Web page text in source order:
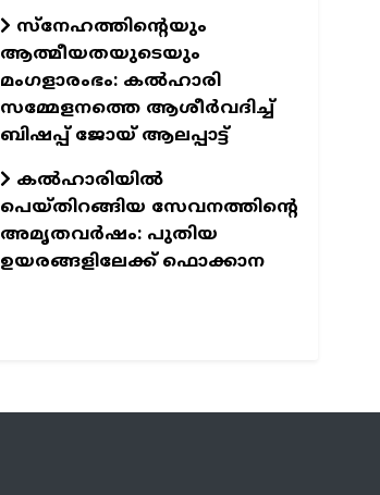
സ്നേഹത്തിന്റെയും
ആത്മീയതയുടെയും
മംഗളാരംഭം: കൽഹാരി
സമ്മേളനത്തെ ആശീർവദിച്ച്
ബിഷപ്പ് ജോയ് ആലപ്പാട്ട്
കൽഹാരിയിൽ
പെയ്തിറങ്ങിയ സേവനത്തിന്റെ
അമൃതവർഷം: പുതിയ
ഉയരങ്ങളിലേക്ക് ഫൊക്കാന